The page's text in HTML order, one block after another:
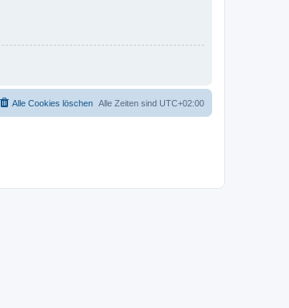
Alle Zeiten sind UTC+02:00
Alle Cookies löschen